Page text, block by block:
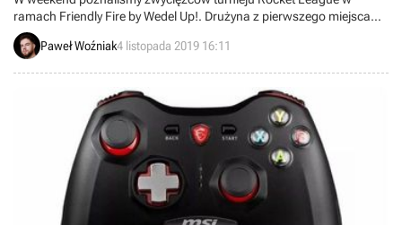
ramach Friendly Fire by Wedel Up!. Drużyna z pierwszego miejsca
może cieszyć się z nagród pieniężnych, zestawów słodkości od
marki E.Wedel oraz dodatkowych punktów w rankingu generalnym.
Paweł Woźniak4 listopada 2019 16:11